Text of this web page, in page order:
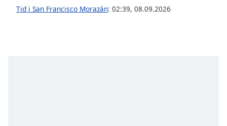
dialog
Tid i San Francisco Morazán: 02:39, 08.09.2026